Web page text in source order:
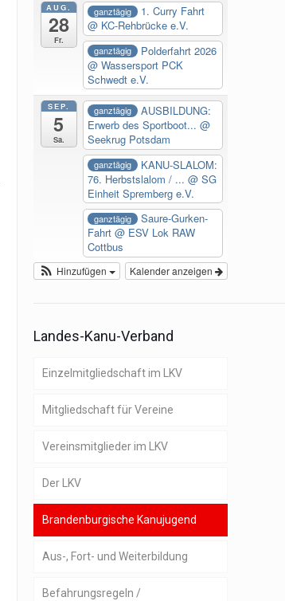
AUG.
28
Fr.
ganztägig
1. Curry Fahrt
@ KC-Rehbrücke e.V.
ganztägig
Polderfahrt 2026
@ Wassersport PCK
Schwedt e.V.
SEP.
5
Sa.
ganztägig
AUSBILDUNG:
Erwerb des Sportboot...@
Seekrug Potsdam
ganztägig
KANU-SLALOM:
76. Herbstslalom / ...@ SG
Einheit Spremberg e.V.
ganztägig
Saure-Gurken-
Fahrt@ ESV Lok RAW
Cottbus
Kalender anzeigen
Hinzufügen
Landes-Kanu-Verband
Einzelmitgliedschaft im LKV
Mitgliedschaft für Vereine
Vereinsmitglieder im LKV
Der LKV
Geschäftsstelle
Satzung und Ordnungen
Präsidium
Brandenburgische Kanujugend
Aus-, Fort- und Weiterbildung
Befahrungsregeln /